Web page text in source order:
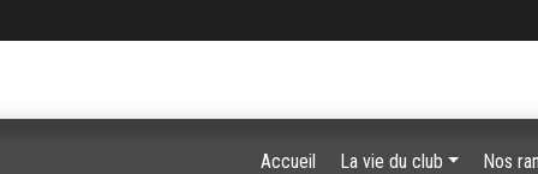
Accueil La vie du club Nos